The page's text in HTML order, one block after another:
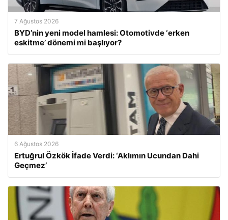
7 Ağustos 2026
BYD’nin yeni model hamlesi: Otomotivde ‘erken
eskitme’ dönemi mi başlıyor?
6 Ağustos 2026
Ertuğrul Özkök İfade Verdi: ‘Aklımın Ucundan Dahi
Geçmez’